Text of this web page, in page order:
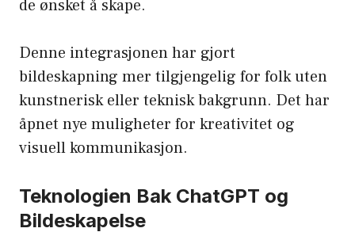
de ønsket å skape.
Denne integrasjonen har gjort
bildeskapning mer tilgjengelig for folk uten
kunstnerisk eller teknisk bakgrunn. Det har
åpnet nye muligheter for kreativitet og
visuell kommunikasjon.
Teknologien Bak ChatGPT og
Bildeskapelse